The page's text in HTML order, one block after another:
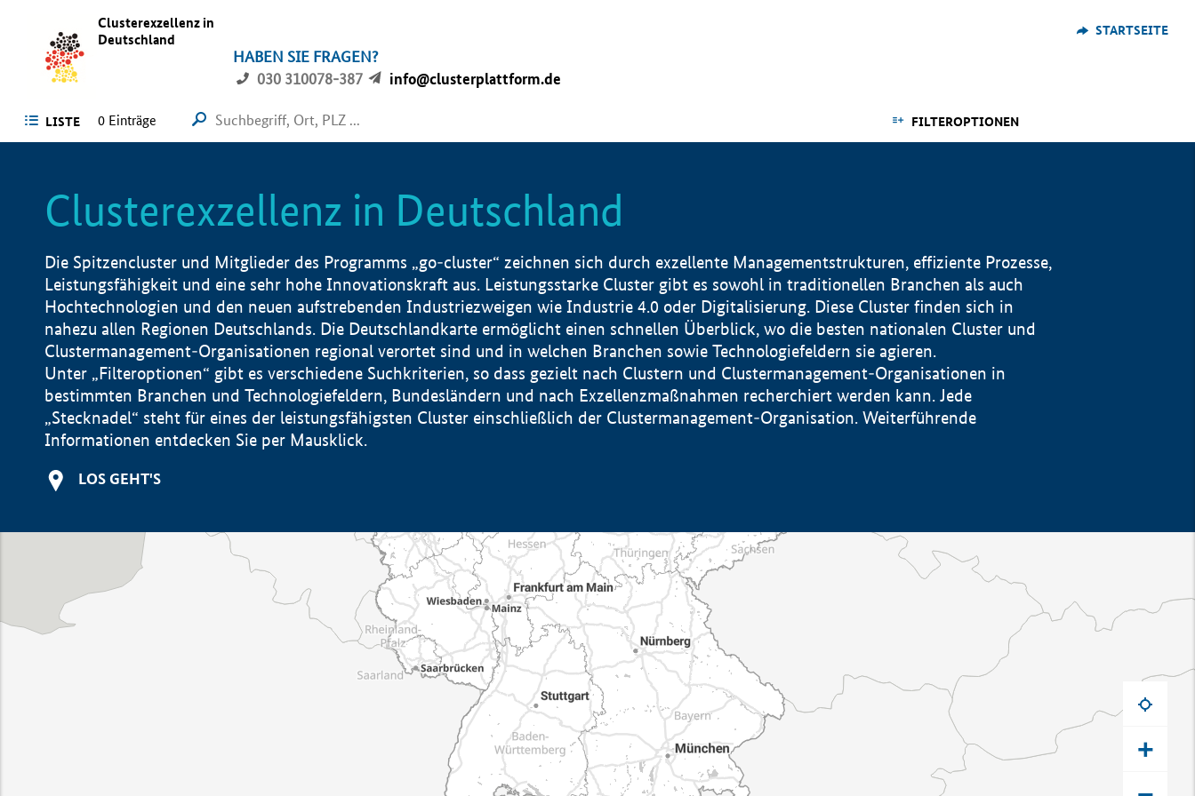
Clusterexzellenz in
Deutschland
HABEN SIE FRAGEN?
030 310078-387
info@clusterplattform.de
STARTSEITE
LISTE FILTEROPTIONEN
0 Einträge
Clusterexzellenz in Deutschland
Die Spitzencluster und Mitglieder des Programms „go-cluster“ zeichnen sich durch exzellente Managementstrukturen, effiziente Prozesse,
Leistungsfähigkeit und eine sehr hohe Innovationskraft aus. Leistungsstarke Cluster gibt es sowohl in traditionellen Branchen als auch
Hochtechnologien und den neuen aufstrebenden Industriezweigen wie Industrie 4.0 oder Digitalisierung. Diese Cluster finden sich in
nahezu allen Regionen Deutschlands. Die Deutschlandkarte ermöglicht einen schnellen Überblick, wo die besten nationalen Cluster und
Clustermanagement-Organisationen regional verortet sind und in welchen Branchen sowie Technologiefeldern sie agieren.
Unter „Filteroptionen“ gibt es verschiedene Suchkriterien, so dass gezielt nach Clustern und Clustermanagement-Organisationen in
bestimmten Branchen und Technologiefeldern, Bundesländern und nach Exzellenzmaßnahmen recherchiert werden kann. Jede
„Stecknadel“ steht für eines der leistungsfähigsten Cluster einschließlich der Clustermanagement-Organisation. Weiterführende
Informationen entdecken Sie per Mausklick.
LOS GEHT'S
+